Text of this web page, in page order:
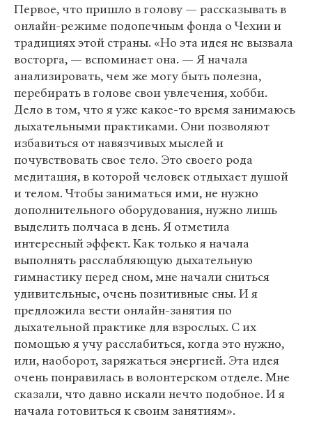
Первое, что пришло в голову — рассказывать в
онлайн-режиме подопечным фонда о Чехии и
традициях этой страны. «Но эта идея не вызвала
восторга, — вспоминает она. — Я начала
анализировать, чем же могу быть полезна,
перебирать в голове свои увлечения, хобби.
Дело в том, что я уже какое-то время занимаюсь
дыхательными практиками. Они позволяют
избавиться от навязчивых мыслей и
почувствовать свое тело. Это своего рода
медитация, в которой человек отдыхает душой
и телом. Чтобы заниматься ими, не нужно
дополнительного оборудования, нужно лишь
выделить полчаса в день. Я отметила
интересный эффект. Как только я начала
выполнять расслабляющую дыхательную
гимнастику перед сном, мне начали сниться
удивительные, очень позитивные сны. И я
предложила вести онлайн-занятия по
дыхательной практике для взрослых. С их
помощью я учу расслабиться, когда это нужно,
или, наоборот, заряжаться энергией. Эта идея
очень понравилась в волонтерском отделе. Мне
сказали, что давно искали нечто подобное. И я
начала готовиться к своим занятиям».